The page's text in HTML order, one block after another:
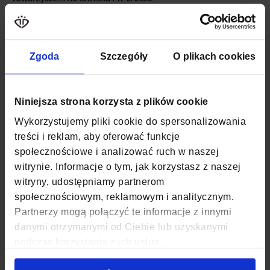
Zgoda Szczegóły O plikach cookies
Niniejsza strona korzysta z plików cookie
Wykorzystujemy pliki cookie do spersonalizowania
treści i reklam, aby oferować funkcje
społecznościowe i analizować ruch w naszej
witrynie. Informacje o tym, jak korzystasz z naszej
witryny, udostępniamy partnerom
społecznościowym, reklamowym i analitycznym.
Partnerzy mogą połączyć te informacje z innymi
danymi otrzymanymi od Ciebie lub uzyskanymi
informacji
SKU ZG1086
KOLOR
MATERIAŁ POLIESTER, NYLON
SZEROKOŚĆ 30 CM
GŁĘBOKOŚĆ
WYSOKOŚĆ
ZAPIĘCIE SUWAK
KOD EAN 5907127694592
ILOŚĆ KOMÓR 2